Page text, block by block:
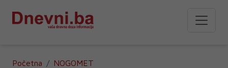
Početna
NOGOMET